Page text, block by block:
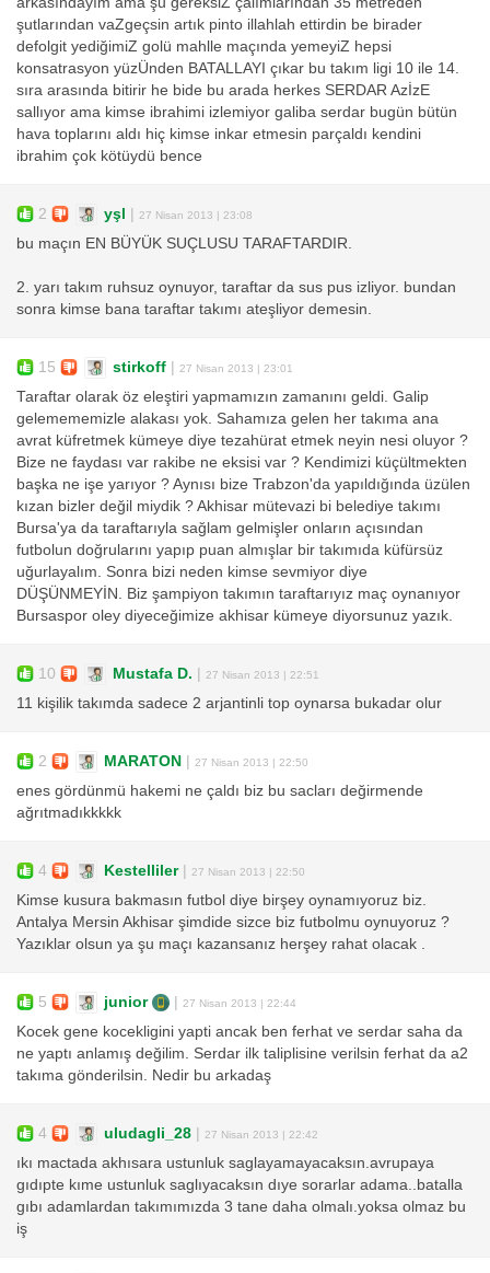
şutlarından vaZgeçsin artık pinto illahlah ettirdin be birader
defolgit yediğimiZ golü mahlle maçında yemeyiZ hepsi
konsatrasyon yüzÜnden BATALLAYI çıkar bu takım ligi 10 ile 14.
sıra arasında bitirir he bide bu arada herkes SERDAR AzİzE
sallıyor ama kimse ibrahimi izlemiyor galiba serdar bugün bütün
hava toplarını aldı hiç kimse inkar etmesin parçaldı kendini
ibrahim çok kötüydü bence
2 yşl | 27 Nisan 2013 | 23:08
bu maçın EN BÜYÜK SUÇLUSU TARAFTARDIR.
2. yarı takım ruhsuz oynuyor, taraftar da sus pus izliyor. bundan
sonra kimse bana taraftar takımı ateşliyor demesin.
15 stirkoff | 27 Nisan 2013 | 23:01
Taraftar olarak öz eleştiri yapmamızın zamanını geldi. Galip
gelemememizle alakası yok. Sahamıza gelen her takıma ana
avrat küfretmek kümeye diye tezahürat etmek neyin nesi oluyor ?
Bize ne faydası var rakibe ne eksisi var ? Kendimizi küçültmekten
başka ne işe yarıyor ? Aynısı bize Trabzon'da yapıldığında üzülen
kızan bizler değil miydik ? Akhisar mütevazi bi belediye takımı
Bursa'ya da taraftarıyla sağlam gelmişler onların açısından
futbolun doğrularını yapıp puan almışlar bir takımıda küfürsüz
uğurlayalım. Sonra bizi neden kimse sevmiyor diye
DÜŞÜNMEYİN. Biz şampiyon takımın taraftarıyız maç oynanıyor
Bursaspor oley diyeceğimize akhisar kümeye diyorsunuz yazık.
10 Mustafa D. | 27 Nisan 2013 | 22:51
11 kişilik takımda sadece 2 arjantinli top oynarsa bukadar olur
2 MARATON | 27 Nisan 2013 | 22:50
enes gördünmü hakemi ne çaldı biz bu sacları değirmende
ağrıtmadıkkkkk
4 Kestelliler| 27 Nisan 2013 | 22:50
Kimse kusura bakmasın futbol diye birşey oynamıyoruz biz.
Antalya Mersin Akhisar şimdide sizce biz futbolmu oynuyoruz ?
Yazıklar olsun ya şu maçı kazansanız herşey rahat olacak .
5 junior | 27 Nisan 2013 | 22:44
Kocek gene kocekligini yapti ancak ben ferhat ve serdar saha da
ne yaptı anlamış değilim. Serdar ilk taliplisine verilsin ferhat da a2
takıma gönderilsin. Nedir bu arkadaş
4 uludagli_28 | 27 Nisan 2013 | 22:42
ıkı mactada akhısara ustunluk saglayamayacaksın.avrupaya
gıdıpte kıme ustunluk saglıyacaksın dıye sorarlar adama..batalla
gıbı adamlardan takımımızda 3 tane daha olmalı.yoksa olmaz bu
iş